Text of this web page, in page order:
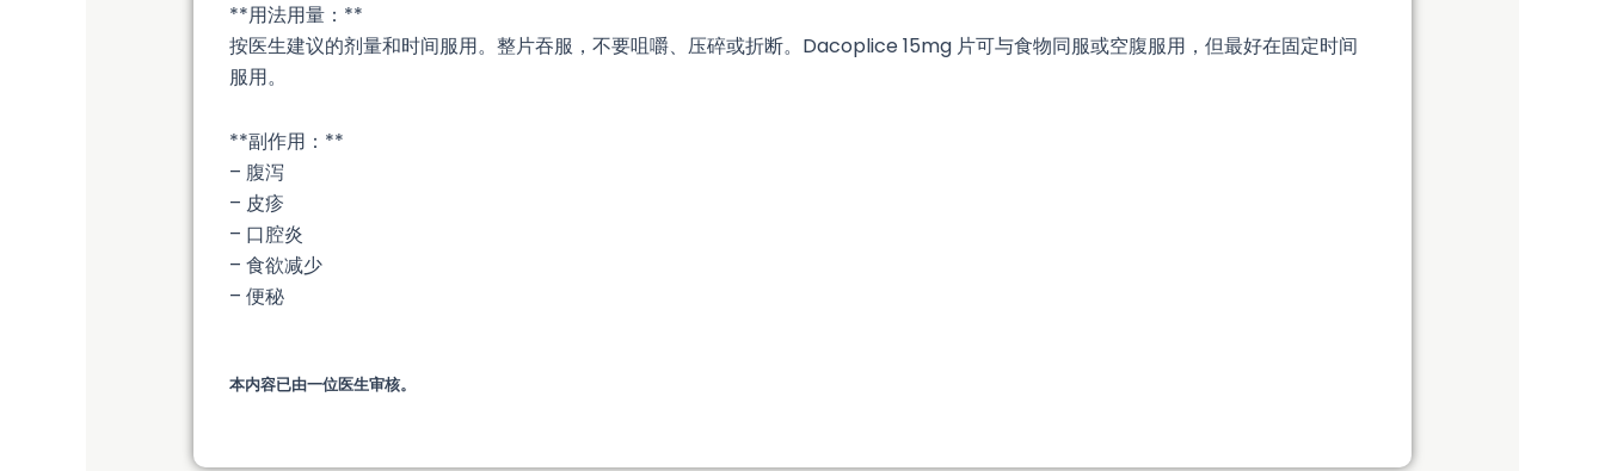
**用法用量：**
按医生建议的剂量和时间服用。整片吞服，不要咀嚼、压碎或折断。Dacoplice 15mg 片可与食物同服或空腹服用，但最好在固定时间
服用。
**副作用：**
– 腹泻
– 皮疹
– 口腔炎
– 食欲减少
– 便秘
本内容已由一位医生审核。